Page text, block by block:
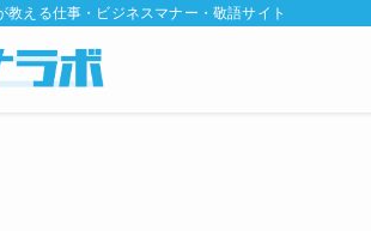
教える仕事・ビジネスマナー・敬語サイト